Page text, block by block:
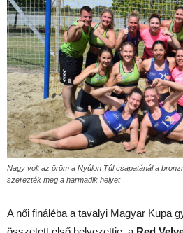
Nagy volt az öröm a Nyúlon Túl csapatánál a
szerezték meg a harmadik helyet
A női fináléba a tavalyi Magyar Kupa